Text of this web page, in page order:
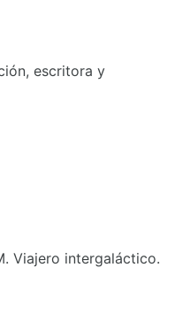
escritora y
Viajero intergaláctico.